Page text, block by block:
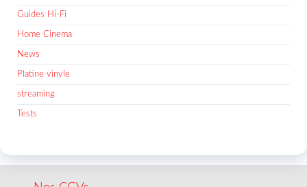
Guides Hi-Fi
Home Cinema
News
Platine vinyle
streaming
Tests